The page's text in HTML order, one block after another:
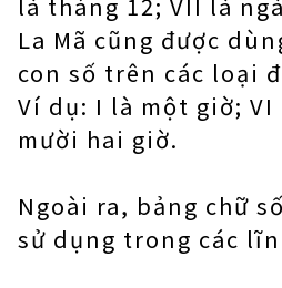
La Mã cũng được
con số trên các loại
Ví dụ: I là một giờ; VI
mười hai giờ.
Ngoài ra, bảng chữ
sử dụng trong các